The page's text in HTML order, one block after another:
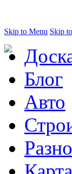
Skip to Menu Skip
Блог
Авто